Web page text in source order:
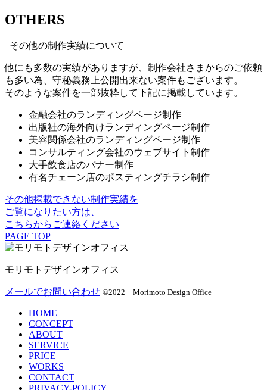
OTHERS
ｰその他の制作実績についてｰ
他にも多数の実績がありますが、制作会社さまからのご依頼
も多い為、守秘義務上公開出来ない案件もございます。
そのような案件を一部抜粋して下記に掲載しています。
金融会社のランディングページ制作
出版社の海外向けランディングページ制作
美容関係会社のランディングページ制作
コンサルティング会社のウェブサイト制作
大手飲食店のバナー制作
有名チェーン店のポスティングチラシ制作
その他掲載できない制作実績を
ご覧になりたい方は、
こちらからご連絡ください
PAGE TOP
モリモトデザインオフィス
メールでお問い合わせ ©2022 Morimoto Design Office
HOME
CONCEPT
ABOUT
SERVICE
PRICE
WORKS
CONTACT
PRIVACY-POLICY